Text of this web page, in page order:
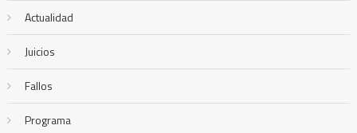
Actualidad
Juicios
Fallos
Programa